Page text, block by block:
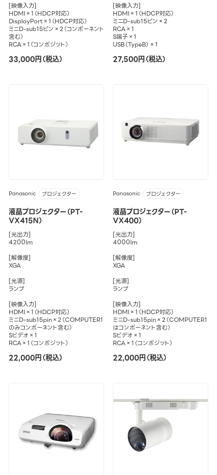
[映像入力]
HDMI×1（HDCP対応）
DisplayPort×1（HDCP対応）
ミニD-sub15ピン×2（コンポーネント
含む）
RCA×1（コンポジット）
33,000円（税込）
[映像入力]
HDMI×1（HDCP対応）
ミニD-sub15ピン×2
RCA×1
S端子×1
USB（TypeB）×1
27,500円（税込）
Panasonic プロジェクター
液晶プロジェクター（PT-
VX415N）
[光出力]
4200lm
[解像度]
XGA
[光源]
ランプ
[映像入力]
HDMI×1（HDCP対応）
ミニD-sub15pin×2（COMPUTER1
のみコンポーネント含む）
Sビデオ×1
RCA×1（コンポジット）
22,000円（税込）
Panasonic プロジェクター
液晶プロジェクター（PT-
VX400）
[光出力]
4000lm
[解像度]
XGA
[光源]
ランプ
[映像入力]
HDMI×1（HDCP対応）
ミニD-sub15pin×2（COMPUTER1
はコンポーネント含む）
Sビデオ×1
RCA×1（コンポジット）
22,000円（税込）